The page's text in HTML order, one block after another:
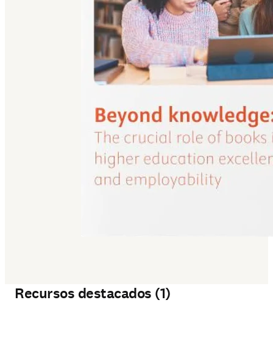
Recursos destacados (1)